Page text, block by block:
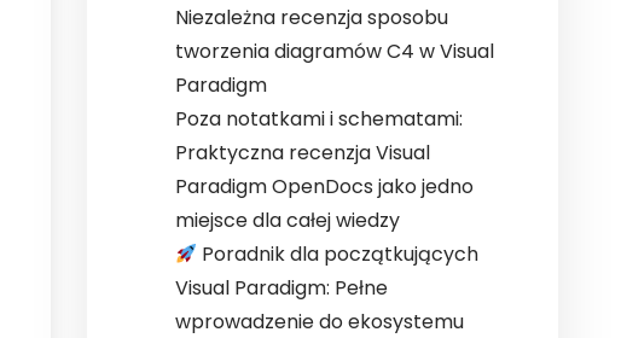
Niezależna recenzja sposobu
tworzenia diagramów C4 w Visual
Paradigm
Poza notatkami i schematami:
Praktyczna recenzja Visual
Paradigm OpenDocs jako jedno
miejsce dla całej wiedzy
Poradnik dla początkujących
Visual Paradigm: Pełne
wprowadzenie do ekosystemu